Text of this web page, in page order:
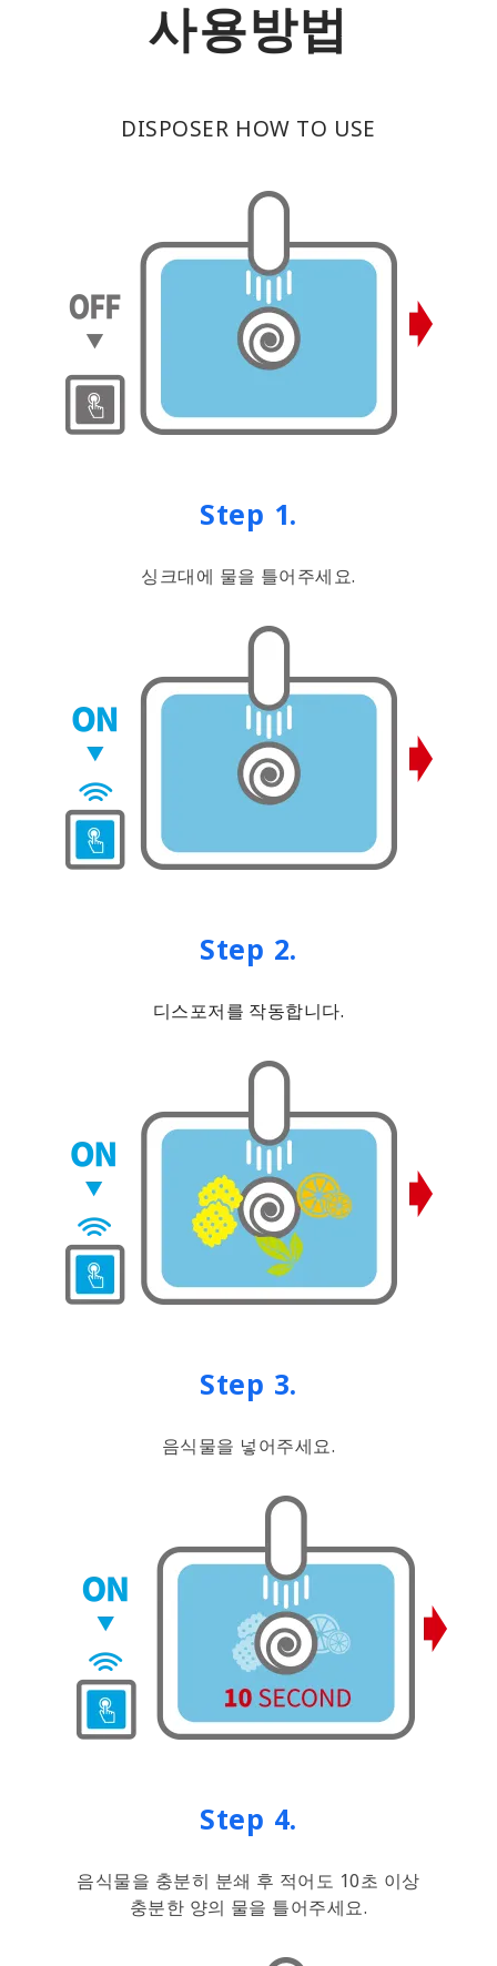
사용방법
DISPOSER HOW TO USE
Step 1.
싱크대에 물을 틀어주세요.
Step 2.
디스포저를 작동합니다.
Step 3.
음식물을 넣어주세요.
Step 4.
음식물을 충분히 분쇄 후 적어도 10초 이상
충분한 양의 물을 틀어주세요.